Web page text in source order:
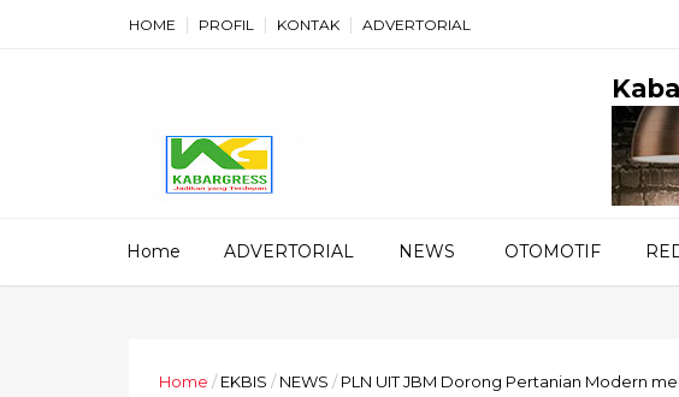
HOME PROFIL KONTAK ADVERTORIAL
Home ADVERTORIAL NEWS OTOMOTIF
Home / EKBIS / NEWS / PLN UIT JBM Dorong Pertanian Modern